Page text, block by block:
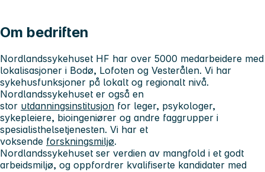
Om bedriften
Nordlandssykehuset HF har over 5000 medarbeidere med
lokalisasjoner i Bodø, Lofoten og Vesterålen. Vi har
sykehusfunksjoner på lokalt og regionalt nivå.
Nordlandssykehuset er også en
stor utdanningsinstitusjon for leger, psykologer,
sykepleiere, bioingeniører og andre faggrupper i
spesialisthelsetjenesten. Vi har et
voksende forskningsmiljø.
Nordlandssykehuset ser verdien av mangfold i et godt
arbeidsmiljø, og oppfordrer kvalifiserte kandidater med